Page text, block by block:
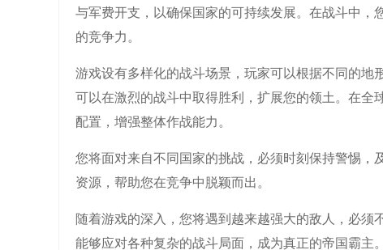
与军费开支，以确保国家的可持续发展。在战斗中
的竞争力。
游戏设有多样化的战斗场景，玩家可以根据不同的
可以在激烈的战斗中取得胜利，扩展您的领土。在
配置，增强整体作战能力。
您将面对来自不同国家的挑战，必须时刻保持警惕
资源，帮助您在竞争中脱颖而出。
随着游戏的深入，您将遇到越来越强大的敌人，必
能够应对各种复杂的战斗局面，成为真正的帝国霸